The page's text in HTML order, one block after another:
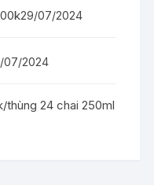
29/07/2024
07/2024
thùng 24 chai 250ml